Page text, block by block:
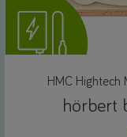
HMC Hightech
hörbert